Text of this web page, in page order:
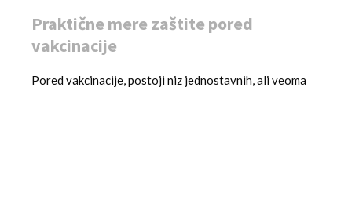
Praktične mere zaštite pored
vakcinacije
Pored vakcinacije, postoji niz jednostavnih, ali veoma